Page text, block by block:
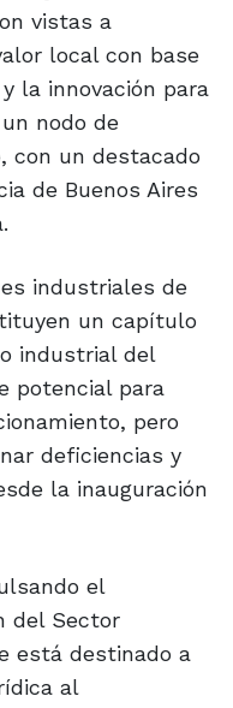
vistas a
local con base
la innovación para
nodo de
con un destacado
de Buenos Aires
industriales de
un capítulo
industrial del
potencial para
pero
deficiencias y
la inauguración
el
del Sector
está destinado a
al